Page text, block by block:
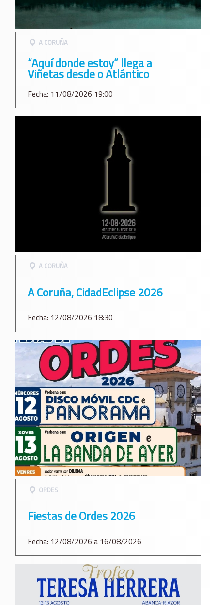
A CORUÑA
“Aquí donde estoy” llega a
Viñetas desde o Atlántico
Fecha: 11/08/2026 19:00
A CORUÑA
A Coruña, CidadEclipse 2026
Fecha: 12/08/2026 18:30
ORDES
Fiestas de Ordes 2026
Fecha: 12/08/2026 a 16/08/2026